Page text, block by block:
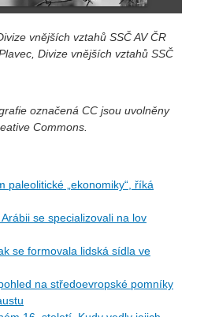
vnějších vztahů SSČ AV ČR
Divize vnějších vztahů SSČ
označená CC jsou uvolněny
Commons.
paleolitické „ekonomiky“, říká
se specializovali na lov
se formovala lidská sídla ve
na středoevropské pomníky